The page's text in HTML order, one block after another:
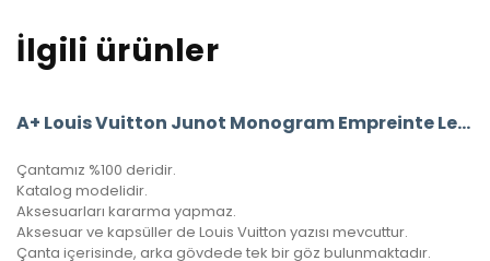
İlgili ürünler
A+ Louis Vuitton Junot Monogram Empreinte Leather (Mavi)
Çantamız %100 deridir.
Katalog modelidir.
Aksesuarları kararma yapmaz.
Aksesuar ve kapsüller de Louis Vuitton yazısı mevcuttur.
Çanta içerisinde, arka gövdede tek bir göz bulunmaktadır.